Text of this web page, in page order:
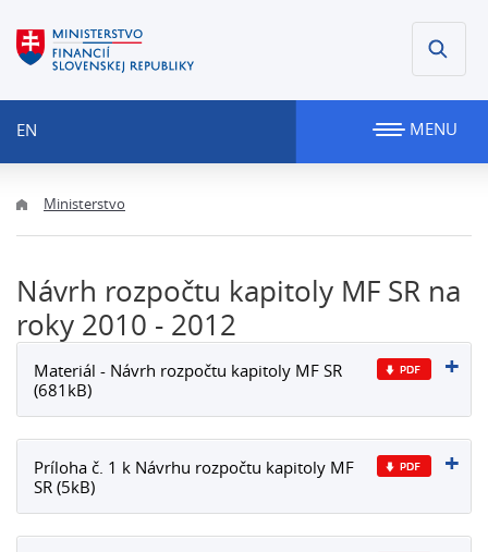
EN MENU
Ministerstvo
Návrh rozpočtu kapitoly MF SR na
roky 2010 - 2012
Materiál - Návrh rozpočtu kapitoly MF SR
(681kB)
Príloha č. 1 k Návrhu rozpočtu kapitoly MF
SR (5kB)